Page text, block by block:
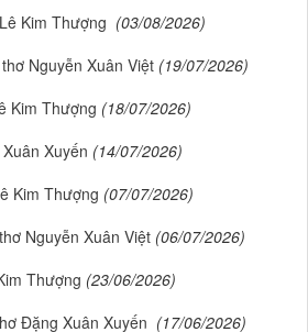
Kim Thượng (03/08/2026)
Nguyễn Xuân Việt (19/07/2026)
Kim Thượng (18/07/2026)
Xuyến (14/07/2026)
Kim Thượng (07/07/2026)
Nguyễn Xuân Việt (06/07/2026)
Thượng (23/06/2026)
Đặng Xuân Xuyến (17/06/2026)